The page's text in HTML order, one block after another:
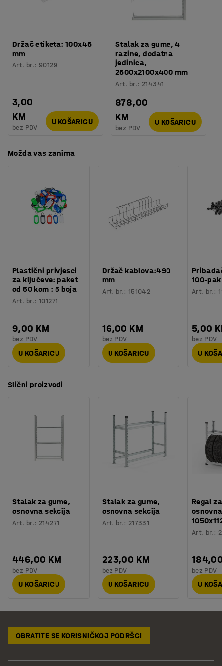
Sve sekcije su jednostavne za montažu i prilagodljive.
Montaža: Dolazi nesastavljeno
Testirano
Držač etiketa: 100x45
mm
Art. br.: 90129
3,00
KM
bez PDV
U KOŠARICU
Stalak za gume, 4
razine, dodatna
jedinica,
2500x2100x400 mm
Art. br.: 214341
878,00
KM
bez PDV
U KOŠARICU
Možda vas zanima
Plastični privjesci
za ključeve: paket
od 50 kom : 5 boja
Art. br.:101271
9,00 KM
bez PDV
U KOŠARICU
Držač kablova:490
mm
Art. br.: 151042
16,00 KM
bez PDV
U KOŠARICU
100-pak
Art. br.:
5,00
bez PDV
U
Slični proizvodi
Stalak za gume,
osnovna sekcija
Art. br.: 214271
446,00 KM
bez PDV
U KOŠARICU
Stalak za gume,
osnovna sekcija
Art. br.: 217331
223,00 KM
bez PDV
U KOŠARICU
Regal
Art. br.:
bez PDV
U
OBRATITE SE KORISNIČKOJ PODRŠCI